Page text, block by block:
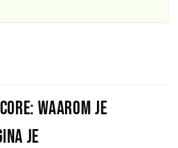
waarom je
je